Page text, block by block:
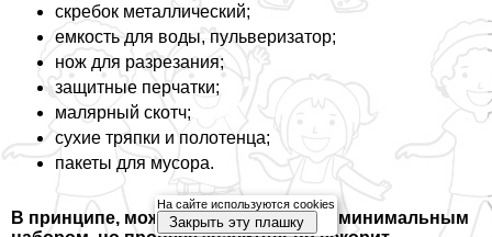
скребок металлический;
емкость для воды, пульверизатор;
нож для разрезания;
защитные перчатки;
малярный скотч;
сухие тряпки и полотенца;
пакеты для мусора.
В принципе, можно обойтись и этим минимальным
На сайте используются cookies
Закрыть эту плашку